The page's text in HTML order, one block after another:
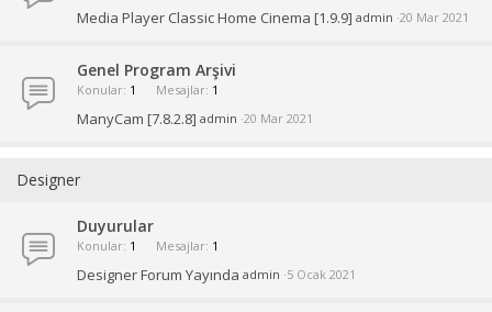
Media Player Classic Home Cinema [1.9.9] admin 20 Mar 2021
Genel Program Arşivi
Konular 1 Mesajlar 1
ManyCam [7.8.2.8] admin 20 Mar 2021
Designer
Duyurular
Konular 1 Mesajlar 1
Designer Forum Yayında admin 5 Ocak 2021